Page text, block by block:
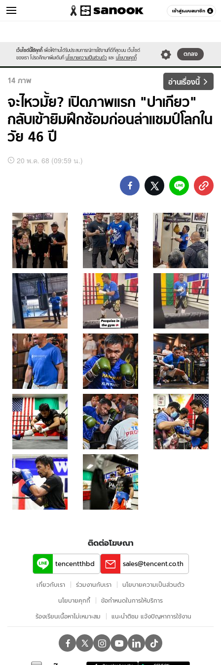
เข้าสู่ระบบสมาชิก
กีฬา หมวดอื่นๆ
เว็บไซต์นี้ใช้คุกกี้ เพื่อให้ท่านได้รับประสบการณ์การใช้งานที่ดีที่สุดบน เว็บไซต์
ของเรา โปรดศึกษาเพิ่มเติมที่ นโยบายความเป็นส่วนตัว และ นโยบายคุกกี้
ตกลง
14 ภาพ อ่านเรื่องนี้
จะไหวมั้ย? เปิดภาพแรก "ปาเกียว"
กลับเข้ายิมฝึกซ้อมก่อนล่าแชมป์โลกใน
วัย 46 ปี
อัลบั้ม
มั้ย?
เปิด
ภาพ
แรก
"ปา
เกีย
ว"
กลับ
เข้า
ยิม
ฝึก
ซ้อม
ก่อน
ล่า
แชมป์
โลก
ใน
วัย
46
20 พ.ค. 68 (09:59 น.)
ติดต่อโฆษณา
tencentthbd sales@tencent.co.th
เกี่ยวกับเรา ร่วมงานกับเรา
นโยบายความเป็นส่วนตัว
นโยบายคุกกี้
ข้อกําหนดในการให้บริการ
ร้องเรียนเนื้อหาไม่เหมาะสม
แนะนำติชม แจ้งปัญหาการใช้งาน